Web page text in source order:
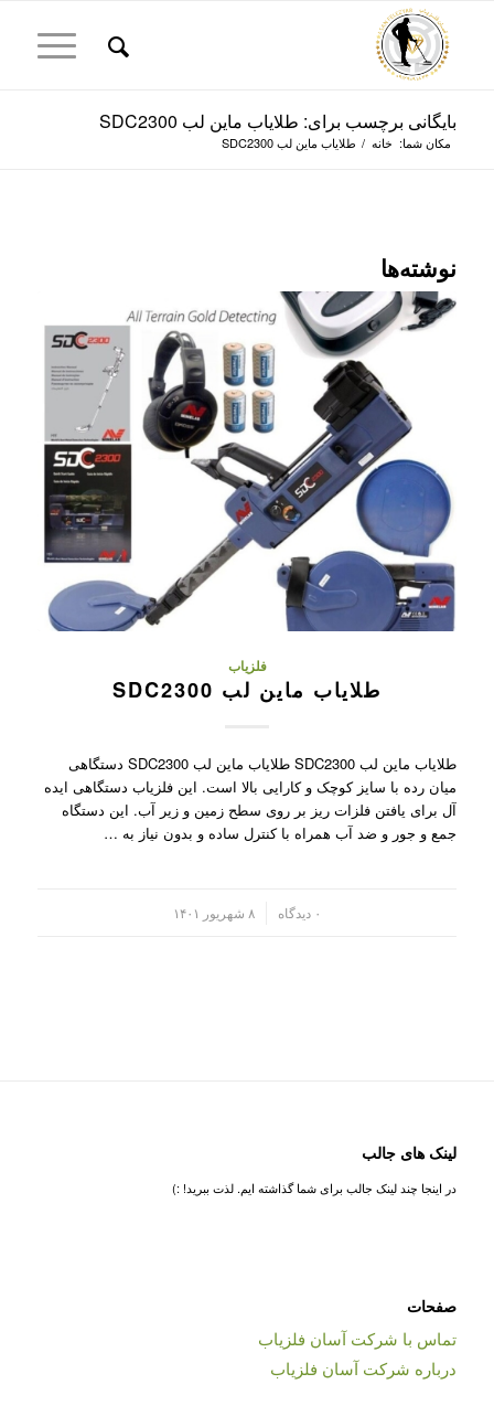
بایگانی برچسب برای: طلایاب ماین لب SDC2300
مکان شما: خانه / طلایاب ماین لب SDC2300
نوشته‌ها
فلزیاب
طلایاب ماین لب SDC2300
طلایاب ماین لب SDC2300 طلایاب ماین لب SDC2300 دستگاهی
میان رده با سایز کوچک و کارایی بالا است. این فلزیاب دستگاهی ایده
آل برای یافتن فلزات ریز بر روی سطح زمین و زیر آب. این دستگاه
جمع و جور و ضد آب همراه با کنترل ساده و بدون نیاز به …
۰ دیدگاه ۸ شهریور ۱۴۰۱
لینک های جالب
در اینجا چند لینک جالب برای شما گذاشته ایم. لذت ببرید! :)
صفحات
تماس با شرکت آسان فلزیاب
درباره شرکت آسان فلزیاب